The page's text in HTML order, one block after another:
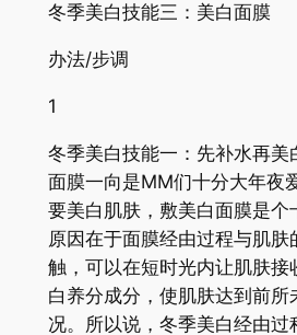
冬季美白技能三：美白面膜
办法/步调
1
冬季美白技能一：先补水再美
面膜一向是MM们十分大年夜
要美白肌肤，敷美白面膜是个
原因在于面膜经由过程与肌肤
触，可以在短时光内让肌肤接
白养分成分，使肌肤达到前所
况。所以说，冬季美白经由过